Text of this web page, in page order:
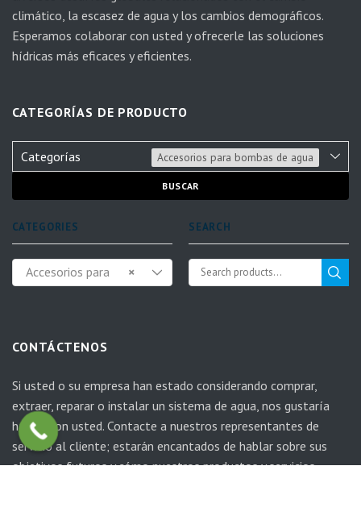
climático, la escasez de agua y los cambios demográficos.
Esperamos colaborar con usted y ofrecerle las soluciones
hídricas más eficaces y eficientes.
CATEGORÍAS DE PRODUCTO
Categorías Accesorios para bombas de agua
BUSCAR
CATEGORIES
×
Accesorios para
SEARCH
CONTÁCTENOS
Si usted o su empresa han estado considerando comprar,
extraer, reparar o instalar un sistema de agua, nos gustaría
hablar con usted. Contacte a nuestros representantes de
servicio al cliente; estarán encantados de hablar sobre sus
objetivos futuros y cómo nuestros productos y servicios